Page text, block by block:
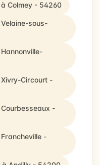
Colmey - 54260
sous-
Circourt -
-
-